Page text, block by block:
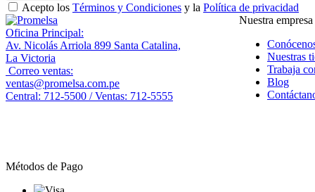
Acepto los Términos y Condiciones y la Política de privacidad
Oficina Principal:
Av. Nicolás Arriola 899 Santa Catalina,
La Victoria
Correo ventas:
ventas@promelsa.com.pe
Central: 712-5500 / Ventas: 712-5555
Nuestra empresa
Nuestras
Trabaja
Blog
Métodos de Pago